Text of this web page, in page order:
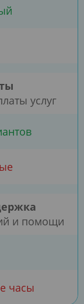
услуг
и помощи
часы